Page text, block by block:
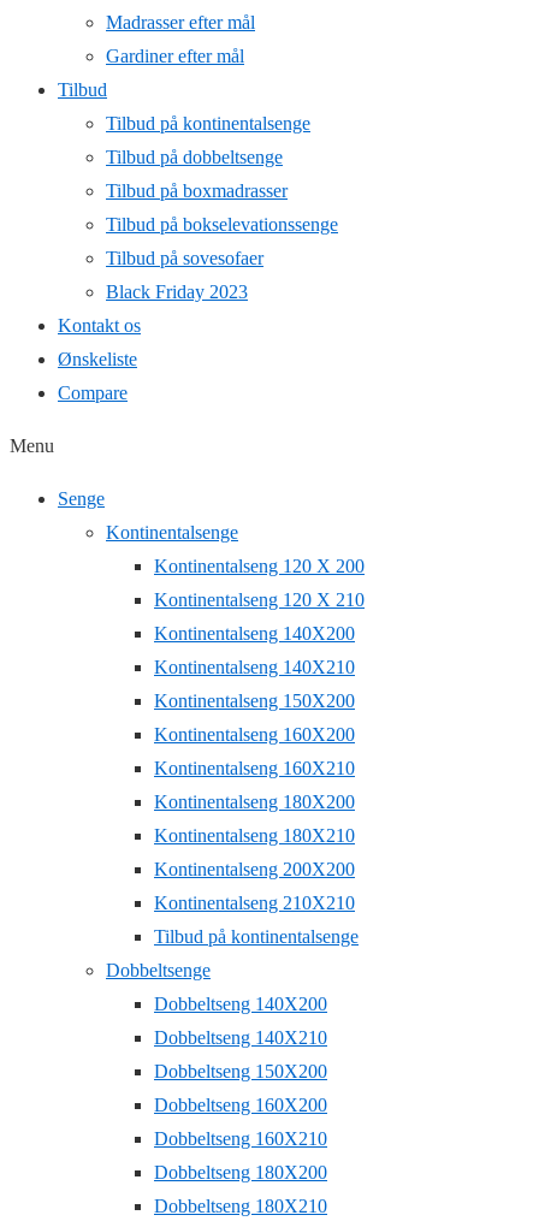
Madrasser efter mål
Gardiner efter mål
Tilbud
Tilbud på kontinentalsenge
Tilbud på dobbeltsenge
Tilbud på boxmadrasser
Tilbud på bokselevationssenge
Tilbud på sovesofaer
Black Friday 2023
Kontakt os
Ønskeliste
Compare
Menu
Senge
Kontinentalsenge
Kontinentalseng 120 X 200
Kontinentalseng 120 X 210
Kontinentalseng 140X200
Kontinentalseng 140X210
Kontinentalseng 150X200
Kontinentalseng 160X200
Kontinentalseng 160X210
Kontinentalseng 180X200
Kontinentalseng 180X210
Kontinentalseng 200X200
Kontinentalseng 210X210
Tilbud på kontinentalsenge
Dobbeltsenge
Dobbeltseng 140X200
Dobbeltseng 140X210
Dobbeltseng 150X200
Dobbeltseng 160X200
Dobbeltseng 160X210
Dobbeltseng 180X200
Dobbeltseng 180X210